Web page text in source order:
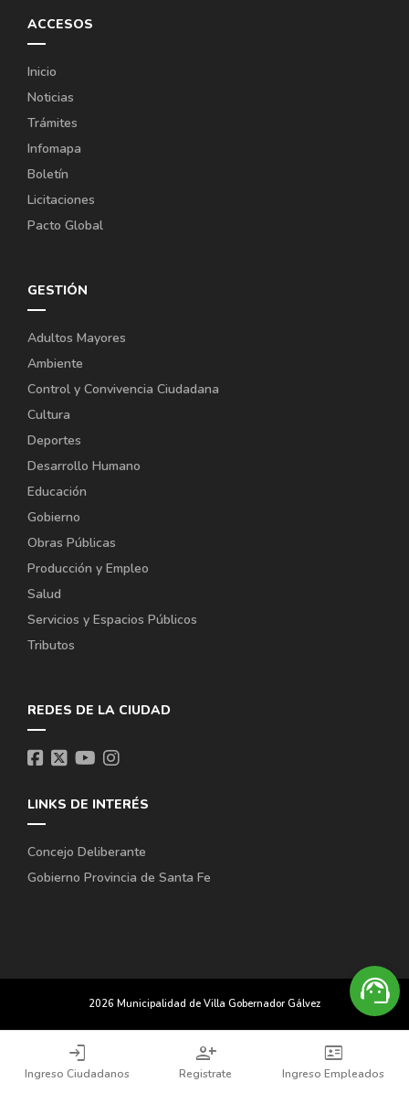
support_agent
login
Ingreso Ciudadanos
person_add
Registrate
id_card
Ingreso Empleados
ACCESOS
Inicio
Noticias
Trámites
Infomapa
Boletín
Licitaciones
Pacto Global
GESTIÓN
Adultos Mayores
Ambiente
Control y Convivencia Ciudadana
Cultura
Deportes
Desarrollo Humano
Educación
Gobierno
Obras Públicas
Producción y Empleo
Salud
Servicios y Espacios Públicos
Tributos
REDES DE LA CIUDAD
LINKS DE INTERÉS
Concejo Deliberante
Gobierno Provincia de Santa Fe
2026 Municipalidad de Villa Gobernador Gálvez